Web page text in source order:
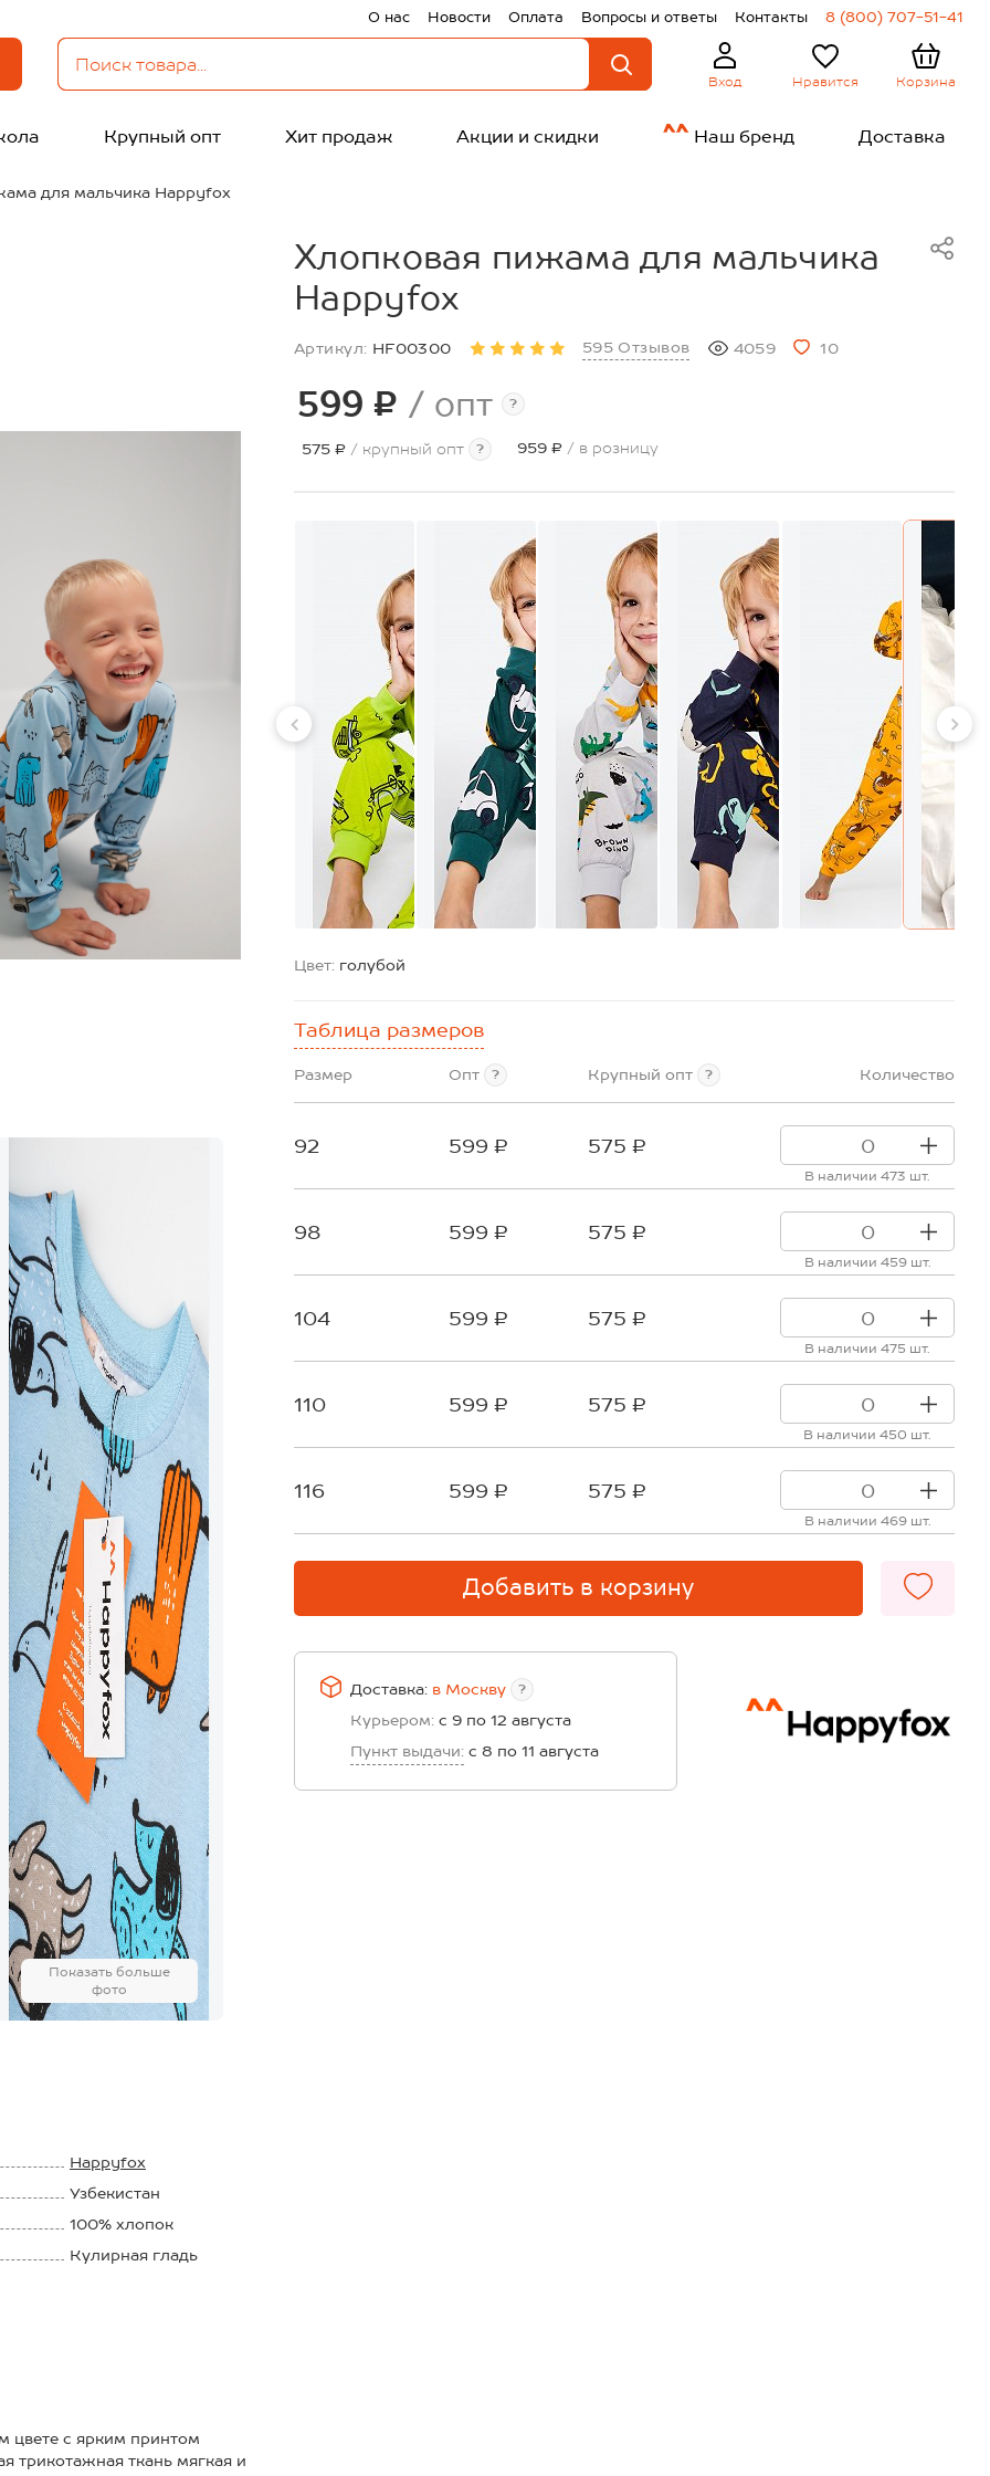
О нас Новости Оплата Вопросы и ответы Контакты 8 (800) 707-51-41
Вход Нравится Корзина
Крупный опт Хит продаж Акции и скидки Наш бренд Доставка
для мальчика Happyfox
Показать больше
фото
Хлопковая пижама для мальчика
Happyfox
Артикул: HF00300 595 Отзывов 4059 10
599 ₽ / опт ?
575 ₽ / крупный опт ? 959 ₽ / в розницу
Цвет: голубой
Таблица размеров
Размер Опт ? Крупный опт ? Количество
92 599 ₽ 575 ₽
В наличии 473 шт.
98 599 ₽ 575 ₽
В наличии 459 шт.
104 599 ₽ 575 ₽
В наличии 475 шт.
110 599 ₽ 575 ₽
В наличии 450 шт.
116 599 ₽ 575 ₽
В наличии 469 шт.
Добавить в корзину
Доставка: в Москву ?
Курьером: с 9 по 12 августа
Пункт выдачи: с 8 по 11 августа
Happyfox
Узбекистан
100% хлопок
Кулирная гладь
цвете с ярким принтом
трикотажная ткань мягкая и